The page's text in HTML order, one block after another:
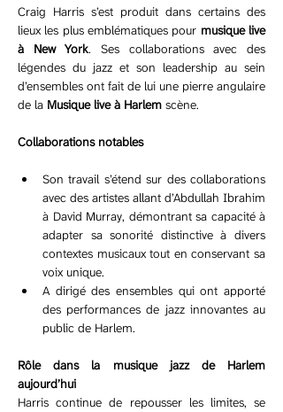
Craig Harris s’est produit dans certains des
lieux les plus emblématiques pour musique live
à New York. Ses collaborations avec des
légendes du jazz et son leadership au sein
d’ensembles ont fait de lui une pierre angulaire
de la Musique live à Harlem scène.
Collaborations notables
Son travail s’étend sur des collaborations
avec des artistes allant d’Abdullah Ibrahim
à David Murray, démontrant sa capacité à
adapter sa sonorité distinctive à divers
contextes musicaux tout en conservant sa
voix unique.
A dirigé des ensembles qui ont apporté
des performances de jazz innovantes au
public de Harlem.
Rôle dans la musique jazz de Harlem
aujourd’hui
Harris continue de repousser les limites, se